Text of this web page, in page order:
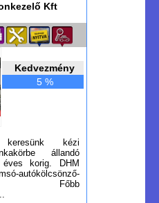
Kft
Kedvezmény
5 %
keresünk kézi
állandó
korig. DHM
Főbb